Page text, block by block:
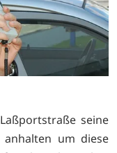
seine
um diese